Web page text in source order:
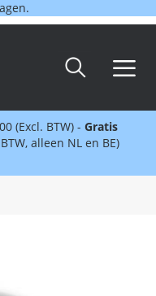
(Excl. BTW) - Gratis
alleen NL en BE)